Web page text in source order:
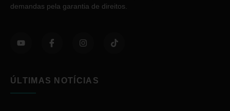
demandas pela garantia de direitos.
ÚLTIMAS NOTÍCIAS